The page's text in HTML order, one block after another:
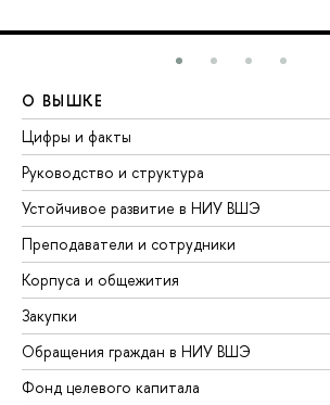
О ВЫШКЕ
Цифры и факты
Руководство и структура
Устойчивое развитие в НИУ ВШЭ
Преподаватели и сотрудники
Корпуса и общежития
Закупки
Обращения граждан в НИУ ВШЭ
Фонд целевого капитала